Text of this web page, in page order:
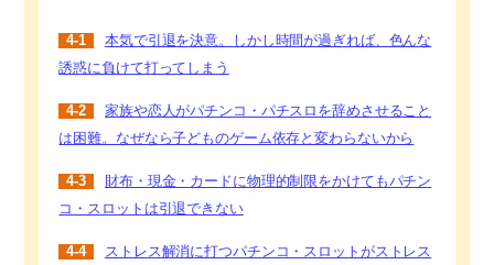
4-1
本気で引退を決意。しかし時間が過ぎれば、色んな
誘惑に負けて打ってしまう
4-2
家族や恋人がパチンコ・パチスロを辞めさせること
は困難。なぜなら子どものゲーム依存と変わらないから
4-3
財布・現金・カードに物理的制限をかけてもパチン
コ・スロットは引退できない
4-4
ストレス解消に打つパチンコ・スロットがストレス